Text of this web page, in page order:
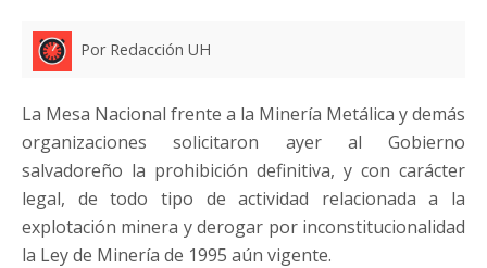
Por Redacción UH
La Mesa Nacional frente a la Minería Metálica y demás
organizaciones solicitaron ayer al Gobierno
salvadoreño la prohibición definitiva, y con carácter
legal, de todo tipo de actividad relacionada a la
explotación minera y derogar por inconstitucionalidad
la Ley de Minería de 1995 aún vigente.